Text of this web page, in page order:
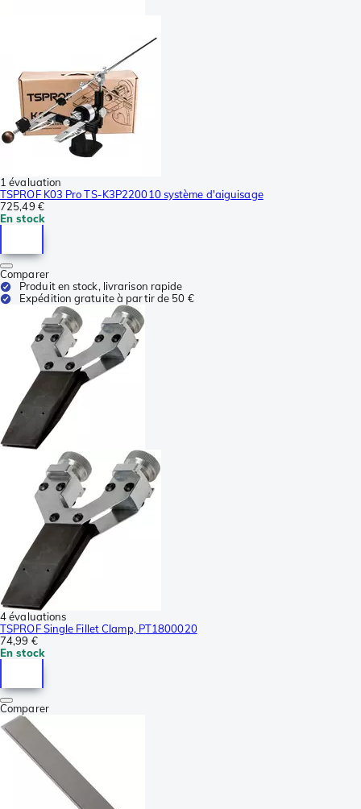
1 évaluation
TSPROF K03 Pro TS-K3P220010 système d'aiguisage
725,49 €
En stock
Comparer
Produit en stock, livrarison rapide
Expédition gratuite à partir de 50 €
4 évaluations
TSPROF Single Fillet Clamp, PT1800020
74,99 €
En stock
Comparer